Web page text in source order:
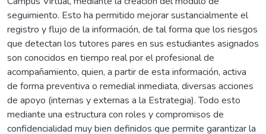
seguimiento. Esto ha permitido mejorar sustancialmente el
registro y flujo de la información, de tal forma que los riesgos
que detectan los tutores pares en sus estudiantes asignados
son conocidos en tiempo real por el profesional de
acompañamiento, quien, a partir de esta información, activa
de forma preventiva o remedial inmediata, diversas acciones
de apoyo (internas y externas a la Estrategia). Todo esto
mediante una estructura con roles y compromisos de
confidencialidad muy bien definidos que permite garantizar la